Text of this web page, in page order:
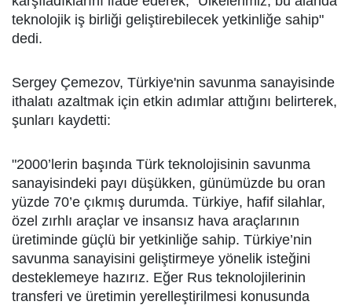
teknolojik iş birliği geliştirebilecek yetkinliğe sahip"
dedi.
Sergey Çemezov, Türkiye'nin savunma sanayisinde
ithalatı azaltmak için etkin adımlar attığını belirterek,
şunları kaydetti:
"2000’lerin başında Türk teknolojisinin savunma
sanayisindeki payı düşükken, günümüzde bu oran
yüzde 70’e çıkmış durumda. Türkiye, hafif silahlar,
özel zırhlı araçlar ve insansız hava araçlarının
üretiminde güçlü bir yetkinliğe sahip. Türkiye’nin
savunma sanayisini geliştirmeye yönelik isteğini
desteklemeye hazırız. Eğer Rus teknolojilerinin
transferi ve üretimin yerelleştirilmesi konusunda